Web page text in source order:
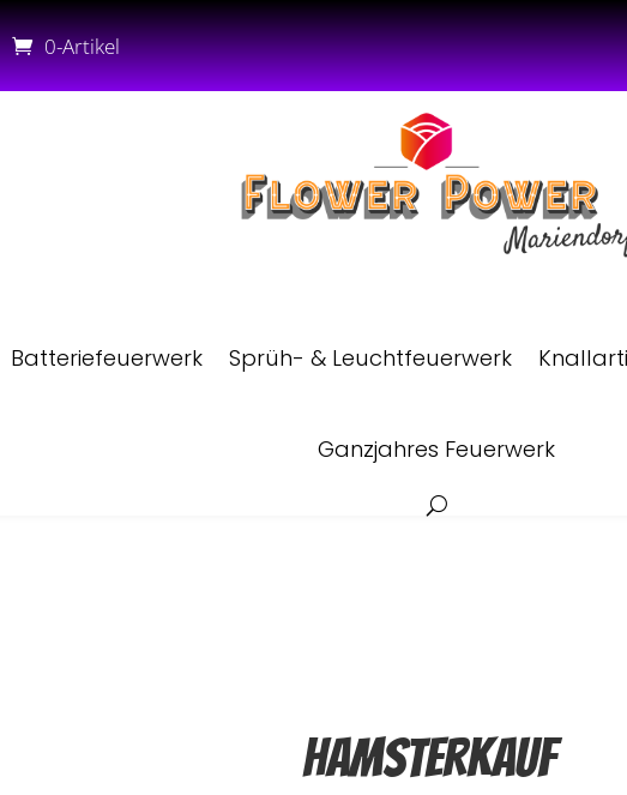
0-Artikel
Batteriefeuerwerk Sprüh- & Leuchtfeuerwerk
Ganzjahres Feuerwerk
Hamsterkauf